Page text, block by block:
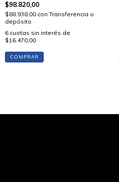
$98.820,00
$88.938,00 con Transferencia o
depósito
6 cuotas sin interés de
$16.470,00
COMPRAR